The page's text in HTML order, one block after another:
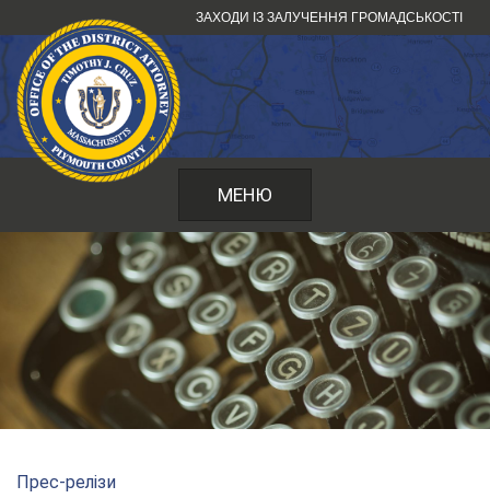
до
змісту
ЗАХОДИ ІЗ ЗАЛУЧЕННЯ ГРОМАДСЬКОСТІ
МЕНЮ
Прес-релізи